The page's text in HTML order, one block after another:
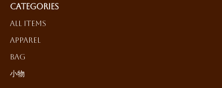
Categories
All Items
Apparel
Bag
小物